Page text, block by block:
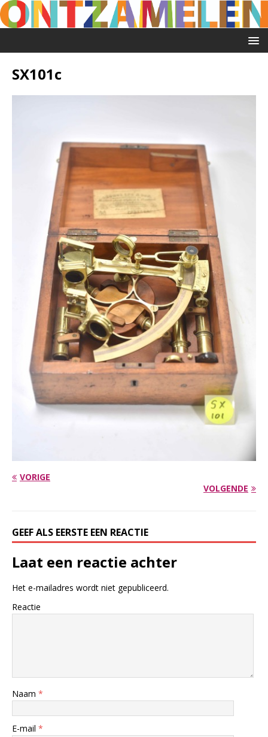
SX101c
VORIGE
VOLGENDE
GEEF ALS EERSTE EEN REACTIE
Laat een reactie achter
Het e-mailadres wordt niet gepubliceerd.
Reactie
Naam *
E-mail *